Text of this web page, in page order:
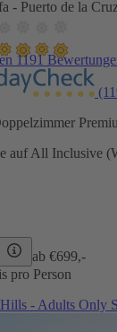
- Puerto de la
1191
auf All Inclusive
ab €699,-
pro Person
- Adults Only